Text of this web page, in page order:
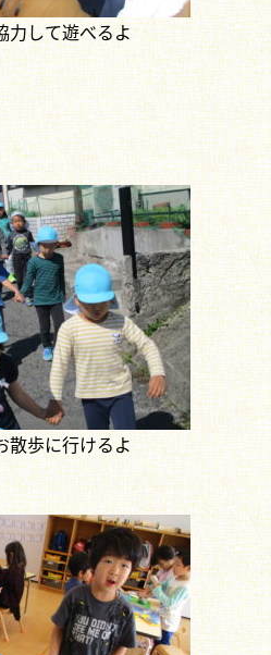
力して遊べるよ
散歩に行けるよ